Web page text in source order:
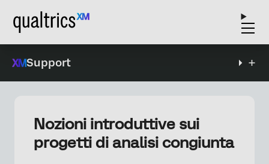
Support
Nozioni introduttive sui
progetti di analisi congiunta